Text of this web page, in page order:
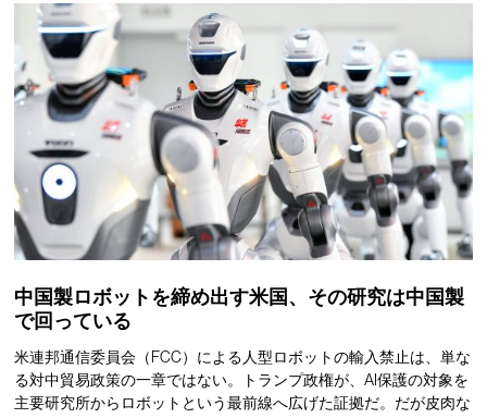
中国製ロボットを締め出す米国、その研究は中国製
で回っている
米連邦通信委員会（FCC）による人型ロボットの輸入禁止は、単な
る対中貿易政策の一章ではない。トランプ政権が、AI保護の対象を
主要研究所からロボットという最前線へ広げた証拠だ。だが皮肉な